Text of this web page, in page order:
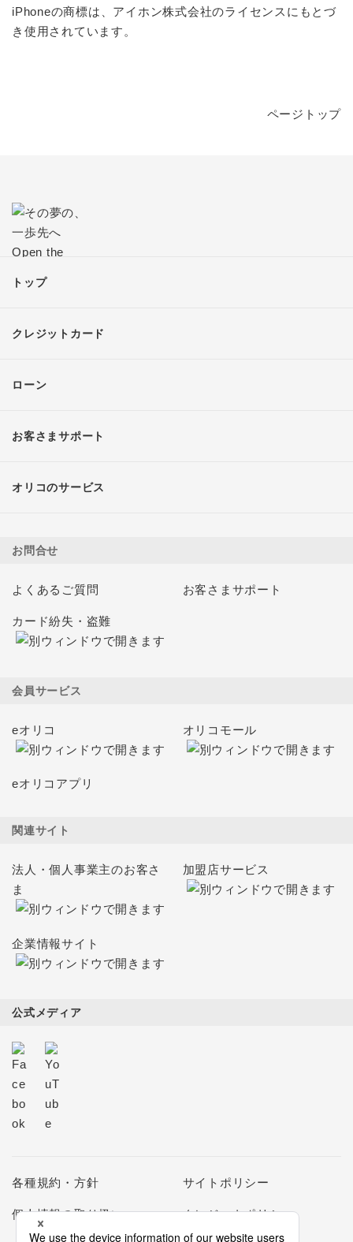
iPhoneの商標は、アイホン株式会社のライセンスにもとづ
き使用されています。
ページトップ
トップ
クレジットカード
ローン
お客さまサポート
オリコのサービス
お問合せ
よくあるご質問 お客さまサポート
カード紛失・盗難
会員サービス
eオリコ オリコモール
eオリコアプリ
関連サイト
法人・個人事業主のお客さ
ま
加盟店サービス
企業情報サイト
公式メディア
各種規約・方針 サイトポリシー
個人情報の取り扱い クレジットポリシー